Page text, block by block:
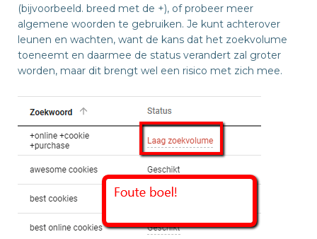
(bijvoorbeeld. breed met de +), of probeer meer
algemene woorden te gebruiken. Je kunt achterover
leunen en wachten, want de kans dat het zoekvolume
toeneemt en daarmee de status verandert zal groter
worden, maar dit brengt wel een risico met zich mee.